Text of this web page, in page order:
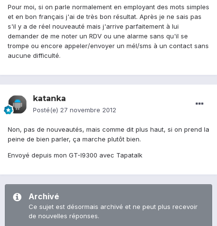
Pour moi, si on parle normalement en employant des mots simples
et en bon français j'ai de très bon résultat. Après je ne sais pas
s'il y a de réel nouveauté mais j'arrive parfaitement à lui
demander de me noter un RDV ou une alarme sans qu'il se
trompe ou encore appeler/envoyer un mél/sms à un contact sans
aucune difficulté.
katanka
Posté(e) 27 novembre 2012
Non, pas de nouveautés, mais comme dit plus haut, si on prend la
peine de bien parler, ça marche plutôt bien.
Envoyé depuis mon GT-I9300 avec Tapatalk
Archivé
Ce sujet est désormais archivé et ne peut plus recevoir
de nouvelles réponses.